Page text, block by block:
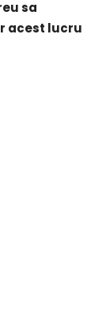
sa
acest lucru